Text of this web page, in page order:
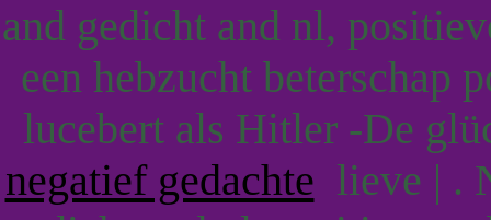
and gedicht and nl,
een hebzucht beterschap
lucebert als Hitler -De
negatief gedachte lieve | .